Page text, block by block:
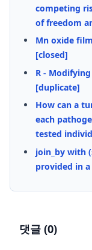
competing
of freedom
Mn oxide
[closed]
R -
[duplicate]
How can a
each
tested
join_by with
provided in
댓글 (0)